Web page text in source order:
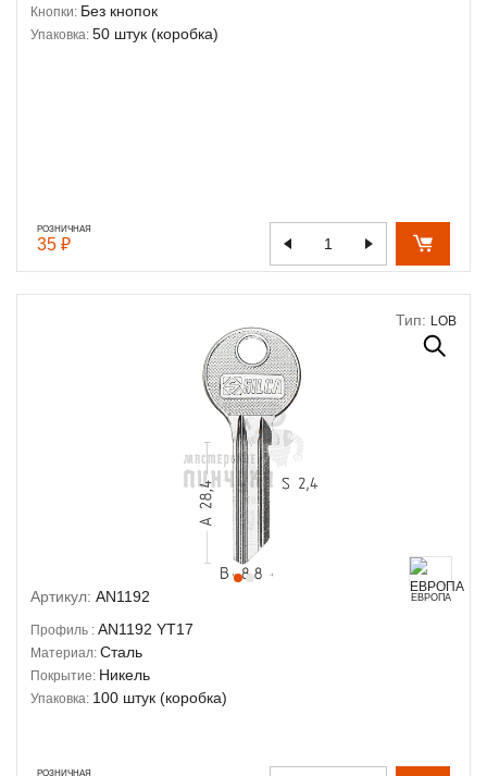
Кнопки: Без кнопок
Упаковка: 50 штук (коробка)
РОЗНИЧНАЯ
35 ₽
Тип: LOB
Артикул: AN1192 ЕВРОПА
Профиль : AN1192 YT17
Материал: Сталь
Покрытие: Никель
Упаковка: 100 штук (коробка)
РОЗНИЧНАЯ